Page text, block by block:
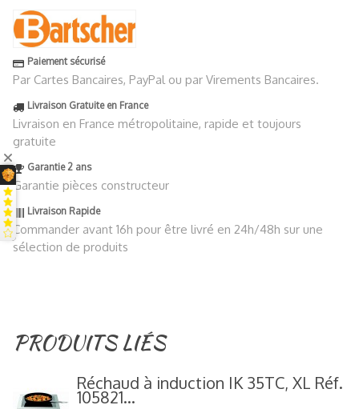
Paiement sécurisé
Par Cartes Bancaires, PayPal ou par Virements Bancaires.
Livraison Gratuite en France
Livraison en France métropolitaine, rapide et toujours
gratuite
Garantie 2 ans
Garantie pièces constructeur
Livraison Rapide
Commander avant 16h pour être livré en 24h/48h sur une
sélection de produits
PRODUITS LIÉS
Réchaud à induction IK 35TC, XL Réf.
105821...